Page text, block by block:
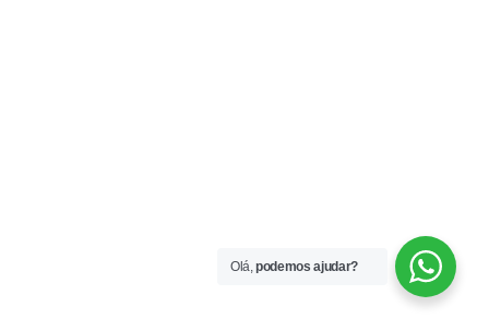
Olá,podemos ajudar?